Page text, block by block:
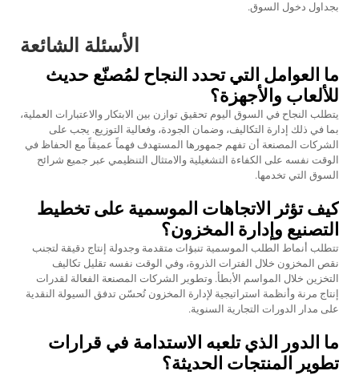
بجداول دخول السوق.
الأسئلة الشائعة
ما العوامل التي تحدد النجاح لمُصنّع حديث
للألعاب والأجهزة؟
يتطلب النجاح في السوق اليوم تحقيق توازن بين الابتكار والاعتبارات العملية،
بما في ذلك إدارة التكاليف، وضمان الجودة، وفعالية التوزيع. يجب على
الشركات المصنعة أن تفهم جمهورها المستهدف فهماً عميقاً مع الحفاظ في
الوقت نفسه على الكفاءة التشغيلية والامتثال التنظيمي عبر جميع شرائح
السوق التي تخدمها.
كيف تؤثر الاتجاهات الموسمية على تخطيط
التصنيع وإدارة المخزون؟
تتطلب أنماط الطلب الموسمية تنبؤات متقدمة وجدولة إنتاج دقيقة لتجنب
نقص المخزون خلال الفترات الذروة، وفي الوقت نفسه تقليل تكاليف
التخزين خلال المواسم الأبطأ. وتطوير الشركات المصنعة الفعالة لقدرات
إنتاج مرنة وأنظمة استراتيجية لإدارة المخزون تُحسّن تدفق السيولة النقدية
على مدار الدورات التجارية السنوية.
ما الدور الذي تلعبه الاستدامة في قرارات
تطوير المنتجات الحديثة؟